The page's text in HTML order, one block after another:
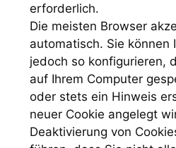
erforderlich.
Die meisten Browser
automatisch. Sie können
jedoch so konfigurieren,
auf Ihrem Computer
oder stets ein Hinweis
neuer Cookie angelegt
Deaktivierung von